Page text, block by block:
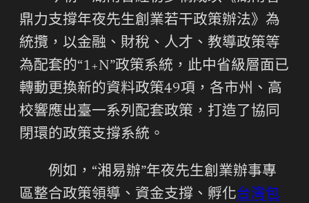
鼎力支撐年夜先生創業若干政策辦法》為
統攬，以金融、財稅、人才、教導政策等
為配套的“1+N”政策系統，此中省級層面已
轉動更換新的資料政策49項，各市州、高
校響應出臺一系列配套政策，打造了協同
閉環的政策支撐系統。
例如，“湘易辦”年夜先生創業辦事專
區整合政策領導、資金支撐、孵化台灣包